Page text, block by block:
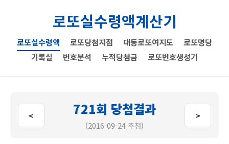
로또실수령액계산기
로또실수령액 로또당첨지점 대동로또여지도
로또명당
기록실
번호분석 누적당첨금 로또번호생성기
< 721회 당첨결과
(2016-09-24 추첨)
>